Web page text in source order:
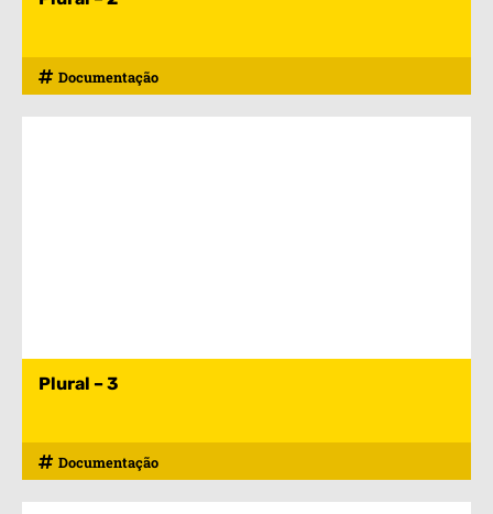
Documentação
Plural – 3
Documentação